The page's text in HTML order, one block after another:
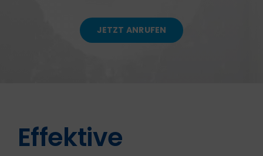
JETZT ANRUFEN
Effektive